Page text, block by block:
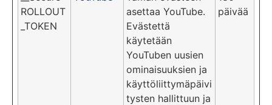
ROLLOUT
_TOKEN
asettaa YouTube.
Evästettä
käytetään
YouTuben uusien
ominaisuuksien ja
käyttöliittymäpäivi
tysten hallittuun ja
päivää